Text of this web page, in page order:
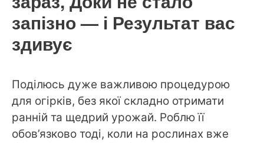
запізно — і Результат вас
здивує
Поділюсь дуже важливою процедурою
для огірків, без якої складно отримати
ранній та щедрий урожай. Роблю її
обов’язково тоді, коли на рослинах вже